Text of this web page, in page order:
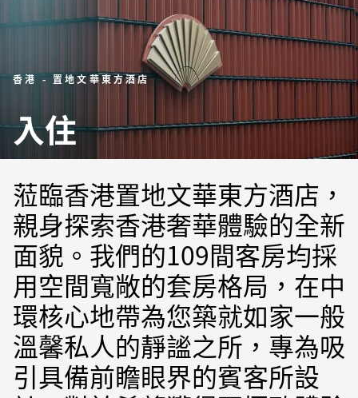
香港 - 置地文華東方酒店
入住
蒞臨香港置地文華東方酒店，
親身探索香港奢華體驗的全新
面貌。我們的109間客房均採
用空間寬敞的套房格局，在中
環核心地帶為您築就如家一般
溫馨私人的靜謐之所，專為吸
引具備前瞻眼界的賓客所設